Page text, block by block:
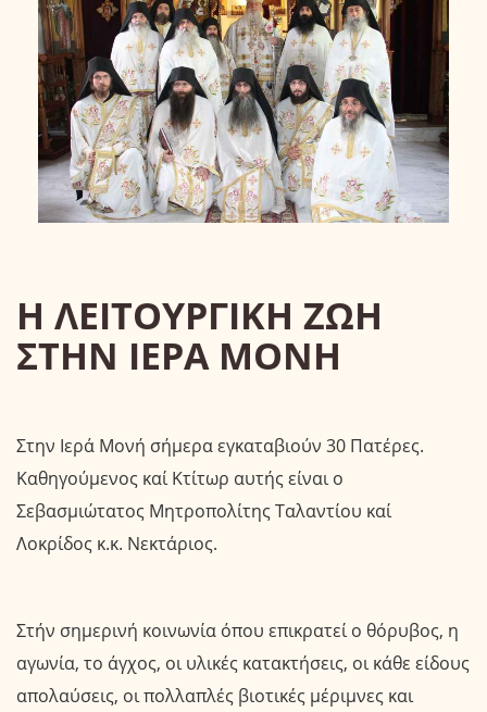
Η ΛΕΙΤΟΥΡΓΙΚΗ ΖΩΗ
ΣΤΗΝ ΙΕΡΑ ΜΟΝΗ
Στην Ιερά Μονή σήμερα εγκαταβιούν 30 Πατέρες.
Καθηγούμενος καί Κτίτωρ αυτής είναι ο
Σεβασμιώτατος Μητροπολίτης Ταλαντίου καί
Λοκρίδος κ.κ. Νεκτάριος.
Στήν σημερινή κοινωνία όπου επικρατεί ο θόρυβος, η
αγωνία, το άγχος, οι υλικές κατακτήσεις, οι κάθε είδους
απολαύσεις, οι πολλαπλές βιοτικές μέριμνες και